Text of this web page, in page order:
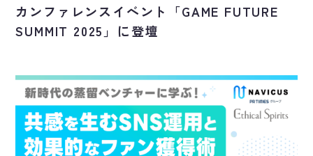
カンファレンスイベント「GAME FUTURE
SUMMIT 2025」に登壇